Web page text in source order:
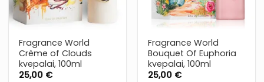
Fragrance World
Crème of Clouds
kvepalai, 100ml
25,00 €
Fragrance World
Bouquet Of Euphoria
kvepalai, 100ml
25,00 €